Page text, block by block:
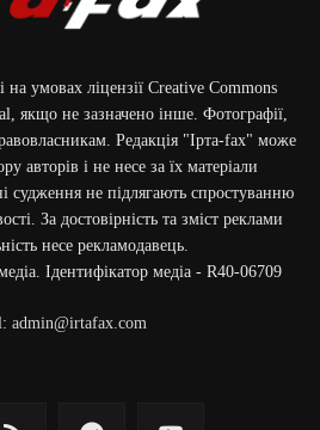
на умовах ліцензії Creative Commons
якщо не зазначено інше. Фотографії,
Редакція "Ірта-fax" може
авторів і не несе за їх матеріали
судження не підлягають спростуванню
За достовірність та зміст реклами
несе рекламодавець.
Ідентифікатор медіа - R40-06709
admin@irtafax.com